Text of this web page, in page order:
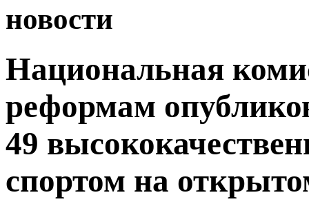
новости
Национальная
реформам
49
спортом на